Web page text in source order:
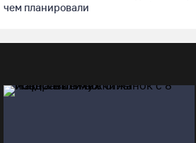
чем планировали